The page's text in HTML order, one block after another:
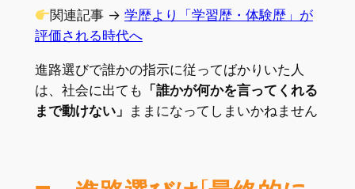
関連記事 → 学歴より「学習歴・体験歴」が
評価される時代へ
進路選びで誰かの指示に従ってばかりいた人
は、社会に出ても 「誰かが何かを言ってくれる
まで動けない」 ままになってしまいかねません